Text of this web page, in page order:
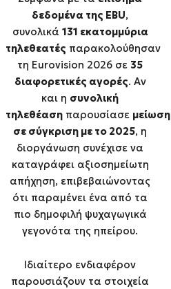
δεδομένα της EBU,
συνολικά 131 εκατομμύρια
τηλεθεατές παρακολούθησαν
τη Eurovision 2026 σε 35
διαφορετικές αγορές. Αν
και η συνολική
τηλεθέαση παρουσίασε μείωση
σε σύγκριση με το 2025, η
διοργάνωση συνέχισε να
καταγράφει αξιοσημείωτη
απήχηση, επιβεβαιώνοντας
ότι παραμένει ένα από τα
πιο δημοφιλή ψυχαγωγικά
γεγονότα της ηπείρου.
Ιδιαίτερο ενδιαφέρον
παρουσιάζουν τα στοιχεία